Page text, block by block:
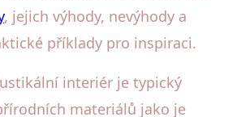
, jejich výhody, nevýhody a
příklady pro inspiraci.
interiér je typický
materiálů jako je